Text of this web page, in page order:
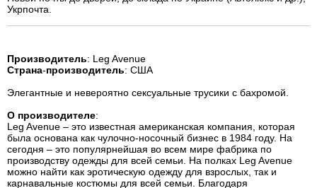
Укрпочта.
Производитель: Leg Avenue
Страна-производитель: США
Элегантные и невероятно сексуальные трусики с бахромой.
О производителе:
Leg Avenue – это известная американская компания, которая
была основана как чулочно-носочный бизнес в 1984 году. На
сегодня – это популярнейшая во всем мире фабрика по
производству одежды для всей семьи. На полках Leg Avenue
можно найти как эротическую одежду для взрослых, так и
карнавальные костюмы для всей семьи. Благодаря